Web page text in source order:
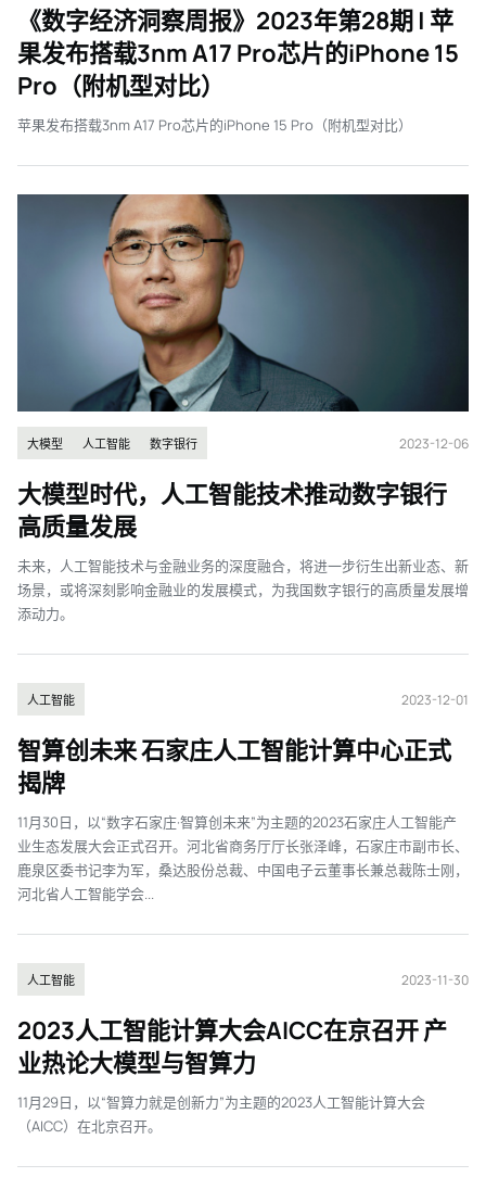
《数字经济洞察周报》2023年第28期 | 苹
果发布搭载3nm A17 Pro芯片的iPhone 15
Pro（附机型对比）
苹果发布搭载3nm A17 Pro芯片的iPhone 15 Pro（附机型对比）
大模型 人工智能 数字银行 2023-12-06
大模型时代，人工智能技术推动数字银行
高质量发展
未来，人工智能技术与金融业务的深度融合，将进一步衍生出新业态、新
场景，或将深刻影响金融业的发展模式，为我国数字银行的高质量发展增
添动力。
人工智能 2023-12-01
智算创未来 石家庄人工智能计算中心正式
揭牌
11月30日，以“数字石家庄·智算创未来”为主题的2023石家庄人工智能产
业生态发展大会正式召开。河北省商务厅厅长张泽峰，石家庄市副市长、
鹿泉区委书记李为军，桑达股份总裁、中国电子云董事长兼总裁陈士刚，
河北省人工智能学会...
人工智能 2023-11-30
2023人工智能计算大会AICC在京召开 产
业热论大模型与智算力
11月29日，以“智算力就是创新力”为主题的2023人工智能计算大会
（AICC）在北京召开。